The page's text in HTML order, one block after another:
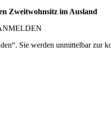
Zweitwohnsitz im Ausland
Sie werden unmittelbar zur